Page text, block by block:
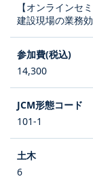
【オンラインセ
建設現場の業務
14,300
101-1
6